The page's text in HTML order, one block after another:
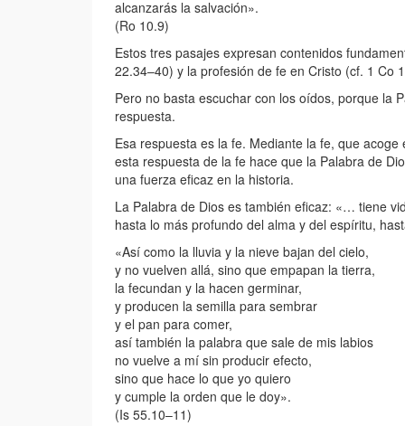
alcanzarás la salvación».
(Ro 10.9)
Estos tres pasajes expresan contenidos
22.34–40) y la profesión de fe en Cristo (cf. 1 Co
Pero no basta escuchar con los oídos, porque la
respuesta.
Esa respuesta es la fe. Mediante la fe, que
esta respuesta de la fe hace que la Palabra de
una fuerza eficaz en la historia.
La Palabra de Dios es también eficaz: «… tiene
hasta lo más profundo del alma y del espíritu,
«Así como la lluvia y la nieve bajan del cielo,
y no vuelven allá, sino que empapan la tierra,
la fecundan y la hacen germinar,
y producen la semilla para sembrar
y el pan para comer,
así también la palabra que sale de mis labios
no vuelve a mí sin producir efecto,
sino que hace lo que yo quiero
y cumple la orden que le doy».
(Is 55.10–11)